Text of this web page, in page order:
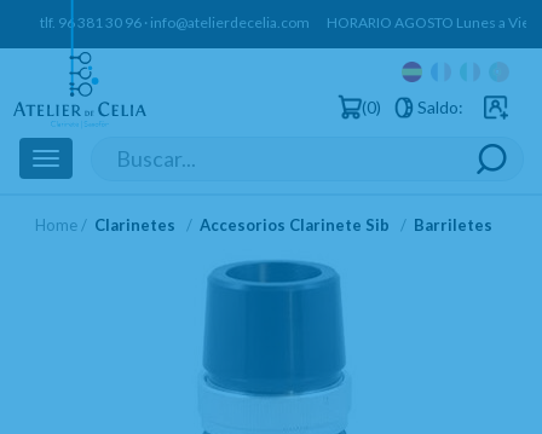
tlf. 96 381 30 96 · info@atelierdecelia.com HORARIO AGOSTO Lunes a
0 Saldo:
Toggle
navigation
Home Clarinetes Accesorios Clarinete Sib Barriletes